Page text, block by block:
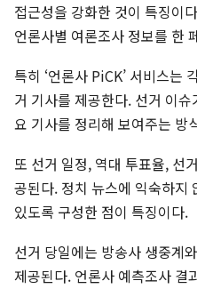
접근성을 강화한 것이 특징이
언론사별 여론조사 정보를 한
특히 ‘언론사 PiCK’ 서비스는
거 기사를 제공한다. 선거 이
요 기사를 정리해 보여주는 방
또 선거 일정, 역대 투표율, 선
공된다. 정치 뉴스에 익숙하지
있도록 구성한 점이 특징이다.
선거 당일에는 방송사 생중계
제공된다. 언론사 예측조사 결